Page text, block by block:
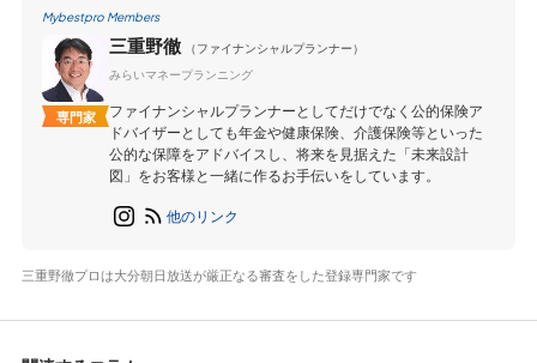
Mybestpro Members
専門家
三重野徹
（ファイナンシャルプランナー）
みらいマネープランニング
ファイナンシャルプランナーとしてだけでなく公的保険ア
ドバイザーとしても年金や健康保険、介護保険等といった
公的な保障をアドバイスし、将来を見据えた「未来設計
図」をお客様と一緒に作るお手伝いをしています。
他のリンク
三重野徹プロは大分朝日放送が厳正なる審査をした登録専門家です